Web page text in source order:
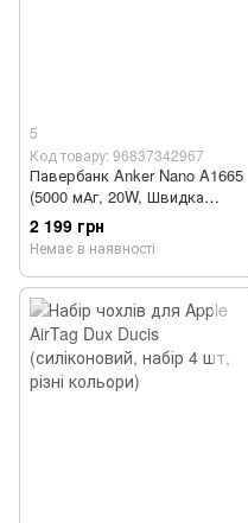
5
Код товару: 96837342967
Павербанк Anker Nano A1665
(5000 мАг, 20W, Швидка
зарядка, Чорний)
2 199 грн
Немає в наявності